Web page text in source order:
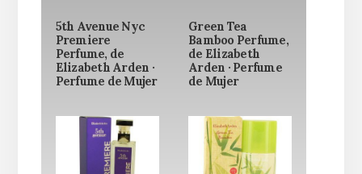
5th Avenue Nyc
Premiere
Perfume, de
Elizabeth Arden ·
Perfume de Mujer
Green Tea
Bamboo Perfume,
de Elizabeth
Arden · Perfume
de Mujer